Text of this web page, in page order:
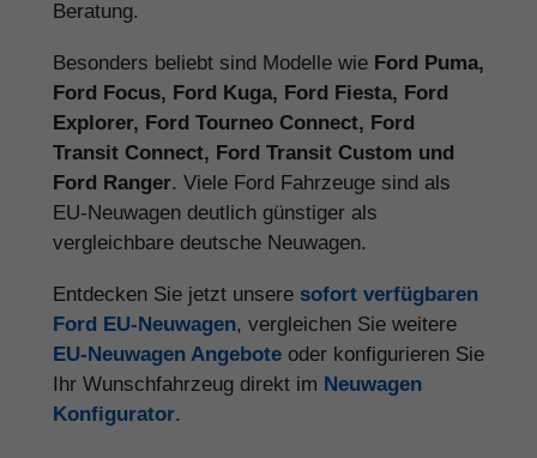
Beratung.
Besonders beliebt sind Modelle wie Ford Puma,
Ford Focus, Ford Kuga, Ford Fiesta, Ford
Explorer, Ford Tourneo Connect, Ford
Transit Connect, Ford Transit Custom und
Ford Ranger. Viele Ford Fahrzeuge sind als
EU-Neuwagen deutlich günstiger als
vergleichbare deutsche Neuwagen.
Entdecken Sie jetzt unsere sofort verfügbaren
Ford EU-Neuwagen, vergleichen Sie weitere
EU-Neuwagen Angebote oder konfigurieren Sie
Ihr Wunschfahrzeug direkt im Neuwagen
Konfigurator.